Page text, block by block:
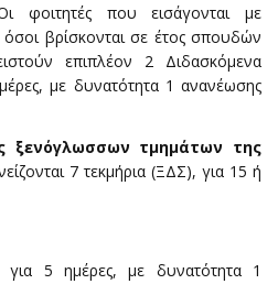
φοιτητές που εισάγονται με
όσοι βρίσκονται σε έτος σπουδών
επιπλέον 2 Διδασκόμενα
με δυνατότητα 1 ανανέωσης
ξενόγλωσσων τμημάτων της
7 τεκμήρια (ΞΔΣ), για 15 ή
για 5 ημέρες, με δυνατότητα 1